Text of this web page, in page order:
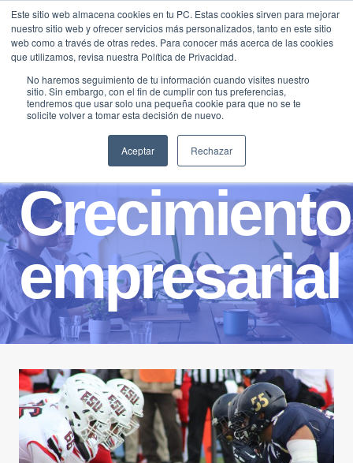
Este sitio web almacena cookies en tu PC. Estas cookies sirven para mejorar
nuestro sitio web y ofrecer servicios más personalizados, tanto en este sitio
web como a través de otras redes. Para conocer más acerca de las cookies
que utilizamos, revisa nuestra Política de Privacidad.
No haremos seguimiento de tu información cuando visites nuestro
sitio. Sin embargo, con el fin de cumplir con tus preferencias,
tendremos que usar solo una pequeña cookie para que no se te
solicite volver a tomar esta decisión de nuevo.
Aceptar Rechazar
Saltar
contenido
Crecimiento
empresarial
Traducir »